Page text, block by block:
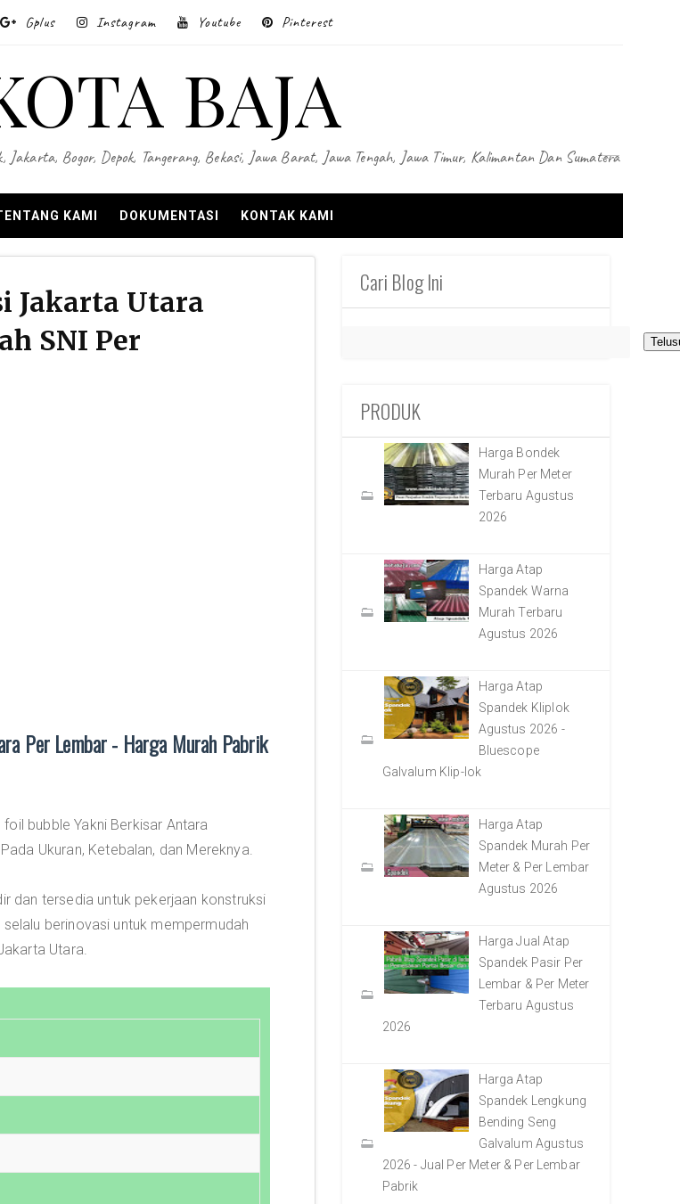
Gplus Instagram Youtube Pinterest
BAJA
Bogor, Depok, Tangerang, Bekasi, Jawa Barat, Jawa Tengah, Jawa Timur, Kalimantan Dan Sumatera
KAMI DOKUMENTASI KONTAK KAMI
Jakarta Utara
SNI Per
Per Lembar - Harga Murah Pabrik
bubble Yakni Berkisar Antara
Ukuran, Ketebalan, dan Mereknya.
dan tersedia untuk pekerjaan konstruksi
berinovasi untuk mempermudah
Utara.
Cari Blog Ini
PRODUK
Harga Bondek
Murah Per Meter
Terbaru Agustus
2026
Harga Atap
Spandek Warna
Murah Terbaru
Agustus 2026
Harga Atap
Spandek Kliplok
Agustus 2026 -
Bluescope
Galvalum Klip-lok
Harga Atap
Spandek Murah Per
Meter & Per Lembar
Agustus 2026
Harga Jual Atap
Spandek Pasir Per
Lembar & Per Meter
Terbaru Agustus
2026
Harga Atap
Spandek Lengkung
Bending Seng
Galvalum Agustus
2026 - Jual Per Meter & Per Lembar
Pabrik